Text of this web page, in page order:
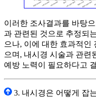
이러한 조사결과를 바탕
과 관련된 것으로 추정되
으나, 이에 대한 효과적인
으며, 내시경 시술과 관련
예방 노력이 필요하다고
3. 내시경은 어떻게 잡